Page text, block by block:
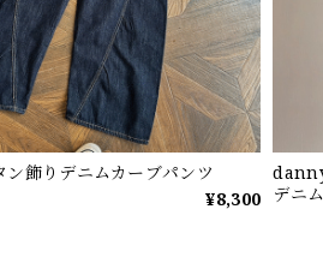
ン飾りデニムカーブパンツ
¥8,300
デニ